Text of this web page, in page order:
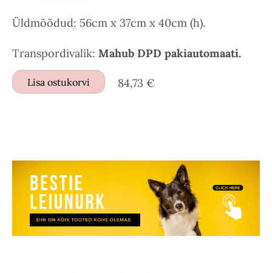
Üldmõõdud: 56cm x 37cm x 40cm (h).
Transpordivalik: Mahub DPD pakiautomaati.
Lisa ostukorvi 84,73 €